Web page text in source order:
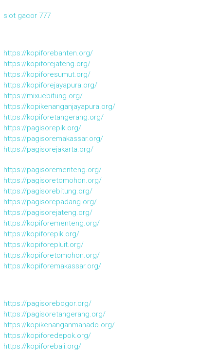
slot gacor 777
https://kopiforebanten.org/
https://kopiforejateng.org/
https://kopiforesumut.org/
https://kopiforejayapura.org/
https://mixuebitung.org/
https://kopikenanganjayapura.org/
https://kopiforetangerang.org/
https://pagisorepik.org/
https://pagisoremakassar.org/
https://pagisorejakarta.org/
https://pagisorementeng.org/
https://pagisoretomohon.org/
https://pagisorebitung.org/
https://pagisorepadang.org/
https://pagisorejateng.org/
https://kopiforementeng.org/
https://kopiforepik.org/
https://kopiforepluit.org/
https://kopiforetomohon.org/
https://kopiforemakassar.org/
https://pagisorebogor.org/
https://pagisoretangerang.org/
https://kopikenanganmanado.org/
https://kopiforedepok.org/
https://kopiforebali.org/